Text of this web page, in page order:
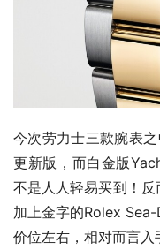
今次劳力士三款腕表
更新版，而白金版
不是人人轻易买到！
加上金字的Rolex
价位左右，相对而言入